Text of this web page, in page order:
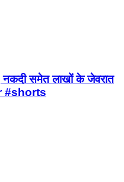
नकदी समेत लाखों के जेवरात
#shorts